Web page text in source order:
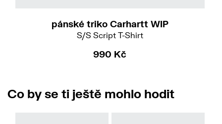
pánské triko Carhartt WIP
S/S Script T-Shirt
990 Kč
Co by se ti ještě mohlo hodit